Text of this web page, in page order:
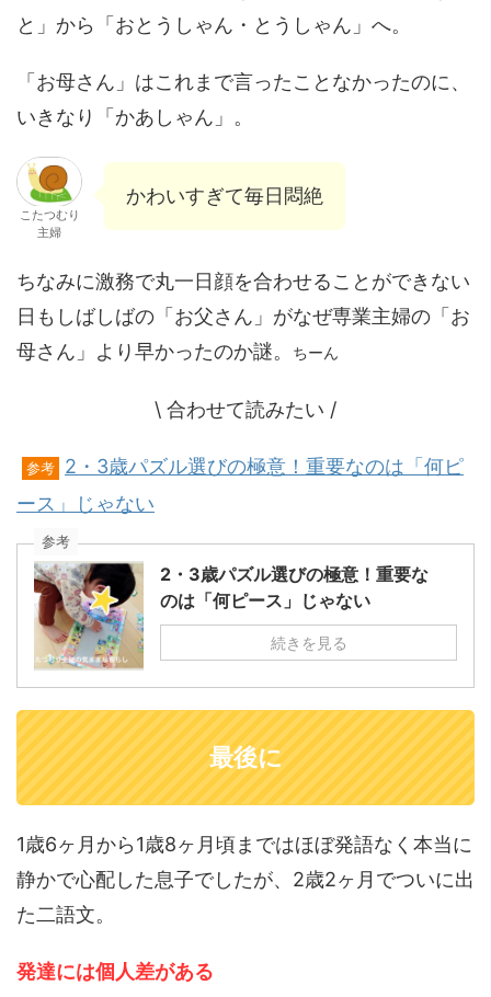
と」から「おとうしゃん・とうしゃん」へ。
「お母さん」はこれまで言ったことなかったのに、
いきなり「かあしゃん」。
こたつむり
主婦
かわいすぎて毎日悶絶
ちなみに激務で丸一日顔を合わせることができない
日もしばしばの「お父さん」がなぜ専業主婦の「お
母さん」より早かったのか謎。
ちーん
\ 合わせて読みたい /
参考
2・3歳パズル選びの極意！重要なのは「何ピ
ース」じゃない
参考
2・3歳パズル選びの極意！重要な
のは「何ピース」じゃない
続きを見る
最後に
1歳6ヶ月から1歳8ヶ月頃まではほぼ発語なく本当に
静かで心配した息子でしたが、2歳2ヶ月でついに出
た二語文。
発達には個人差がある